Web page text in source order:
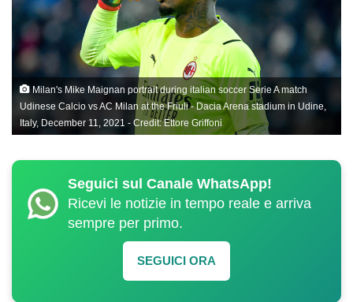
Milan's Mike Maignan portrait during italian soccer Serie A match
Udinese Calcio vs AC Milan at the Friuli - Dacia Arena stadium in Udine,
Italy, December 11, 2021 - Credit: Ettore Griffoni
Seguici sul Canale WhatsApp!
Ricevi le notizie in tempo reale e arriva
sempre per primo.
SEGUICI ORA